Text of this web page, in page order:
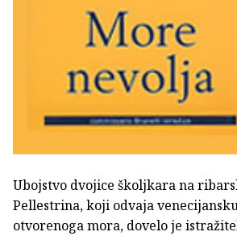
Ubojstvo dvojice školjkara na
Pellestrina, koji odvaja
otvorenoga mora, dovelo je